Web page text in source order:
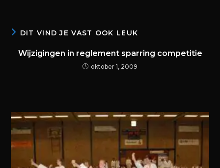
DIT VIND JE VAST OOK LEUK
Wijzigingen in reglement sparring competitie
oktober 1, 2009